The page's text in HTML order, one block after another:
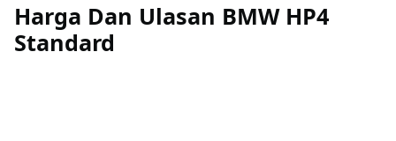
Harga Dan Ulasan BMW HP4
Standard